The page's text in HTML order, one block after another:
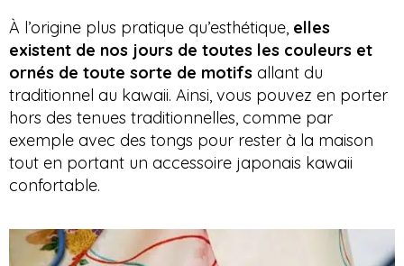
À l’origine plus pratique qu’esthétique, elles
existent de nos jours de toutes les couleurs et
ornés de toute sorte de motifs allant du
traditionnel au kawaii. Ainsi, vous pouvez en porter
hors des tenues traditionnelles, comme par
exemple avec des tongs pour rester à la maison
tout en portant un accessoire japonais kawaii
confortable.